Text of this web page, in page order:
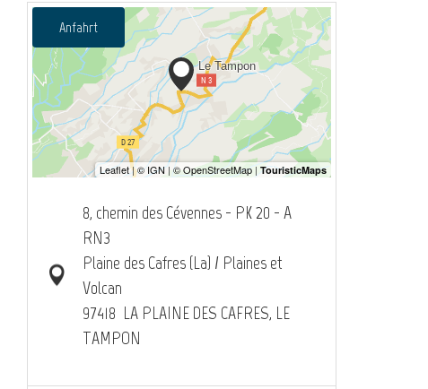
Anfahrt
8, chemin des Cévennes - PK 20 - A
RN3
Plaine des Cafres (La) / Plaines et
Volcan
97418 LA PLAINE DES CAFRES, LE
TAMPON